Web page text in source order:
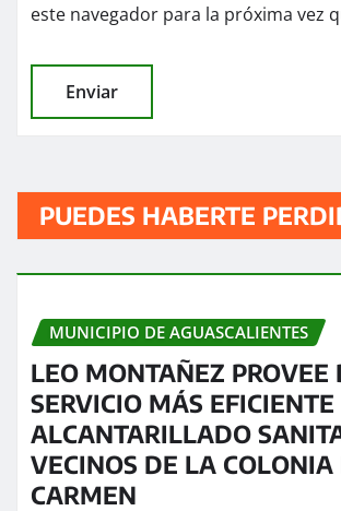
este navegador para la próxima vez
PUEDES HABERTE
MUNICIPIO DE AGUASCALIENTES
LEO MONTAÑEZ PROVEE
SERVICIO MÁS EFICIENTE
ALCANTARILLADO
VECINOS DE LA COLONIA
CARMEN